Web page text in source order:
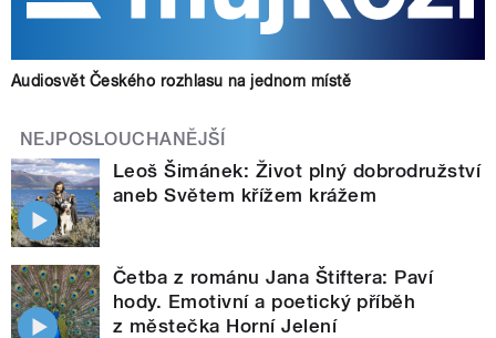
Audiosvět Českého rozhlasu na jednom místě
NEJPOSLOUCHANĚJŠÍ
Leoš Šimánek: Život plný dobrodružství
aneb Světem křížem krážem
Četba z románu Jana Štiftera: Paví
hody. Emotivní a poetický příběh
z městečka Horní Jelení